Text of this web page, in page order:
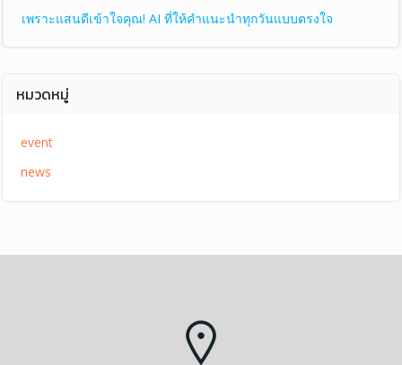
เพราะแสนดีเข้าใจคุณ! AI ที่ให้คำแนะนำทุกวันแบบตรงใจ
หมวดหมู่
event
news